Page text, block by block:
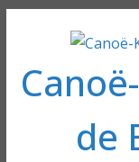
contenu
de